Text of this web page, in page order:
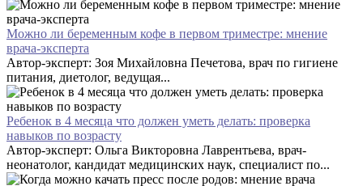
Можно ли беременным кофе в первом триместре: мнение
врача-эксперта
Автор-эксперт: Зоя Михайловна Печетова, врач по гигиене
питания, диетолог, ведущая...
Ребенок в 4 месяца что должен уметь делать: проверка
навыков по возрасту
Автор-эксперт: Ольга Викторовна Лаврентьева, врач-
неонатолог, кандидат медицинских наук, специалист по...